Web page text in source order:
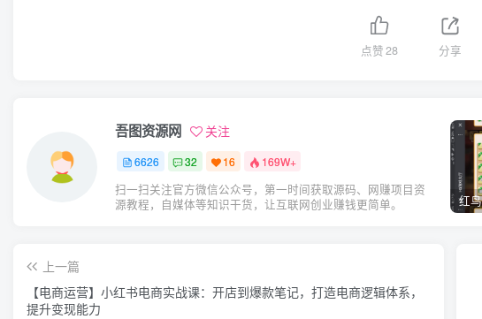
点赞28 分享
吾图资源网 关注
6626 32 16 169W+
扫一扫关注官方微信公众号，第一时间获取源码、网赚项目资
源教程，自媒体等知识干货，让互联网创业赚钱更简单。
上一篇
【电商运营】小红书电商实战课：开店到爆款笔记，打造电商逻辑体系，
提升变现能力